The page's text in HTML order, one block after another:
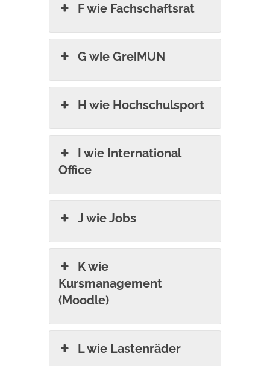
F wie Fachschaftsrat
G wie GreiMUN
H wie Hochschulsport
I wie International
Office
J wie Jobs
K wie
Kursmanagement
(Moodle)
L wie Lastenräder